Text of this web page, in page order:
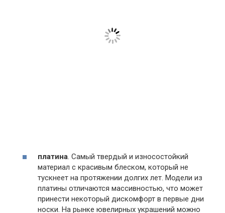
платина. Самый твердый и износостойкий
материал с красивым блеском, который не
тускнеет на протяжении долгих лет. Модели из
платины отличаются массивностью, что может
принести некоторый дискомфорт в первые дни
носки. На рынке ювелирных украшений можно